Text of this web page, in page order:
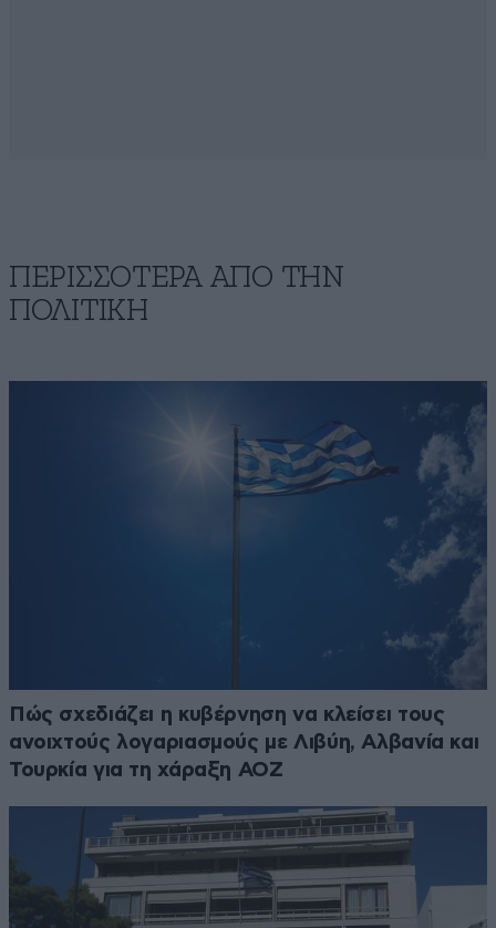
ΠΕΡΙΣΣΟΤΕΡΑ ΑΠΟ ΤΗΝ
ΠΟΛΙΤΙΚΗ
Πώς σχεδιάζει η κυβέρνηση να κλείσει τους
ανοιχτούς λογαριασμούς με Λιβύη, Αλβανία και
Τουρκία για τη χάραξη ΑΟΖ